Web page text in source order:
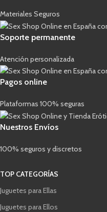
Materiales Seguros
Soporte permanente
Atención personalizada
Pagos online
Plataformas 100% seguras
Nuestros Envíos
100% seguros y discretos
TOP CATEGORÍAS
Juguetes para Ellas
Juguetes para Ellos